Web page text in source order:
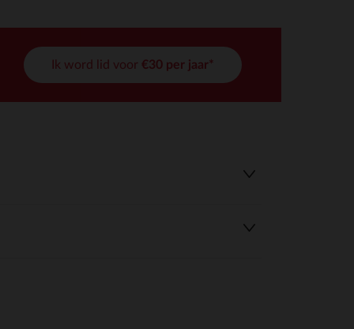
Ik word lid voor €30 per jaar*